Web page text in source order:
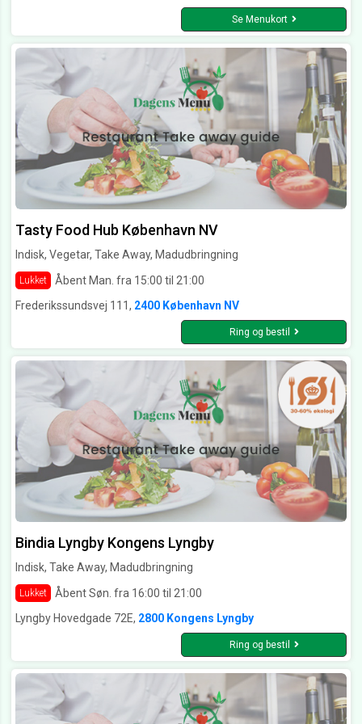
Se Menukort
Tasty Food Hub København NV
Indisk, Vegetar, Take Away, Madudbringning
Lukket
Åbent Man. fra 15:00 til 21:00
Frederikssundsvej 111, 2400 København NV
Ring og bestil
Bindia Lyngby Kongens Lyngby
Indisk, Take Away, Madudbringning
Lukket
Åbent Søn. fra 16:00 til 21:00
Lyngby Hovedgade 72E, 2800 Kongens Lyngby
Ring og bestil